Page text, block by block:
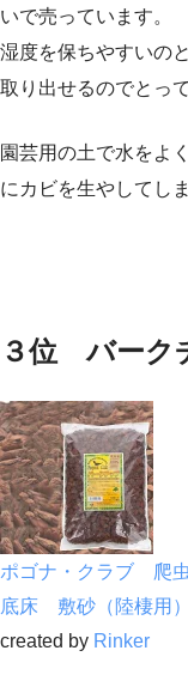
いで売っています。
湿度を保ちやすいの
取り出せるのでとっ
園芸用の土で水をよ
にカビを生やしてし
３位 バーク
ポゴナ・クラブ
底床 敷砂（陸棲用
created by Rinker